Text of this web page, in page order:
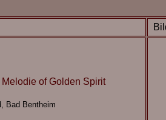
Melodie of Golden Spirit
Bad Bentheim